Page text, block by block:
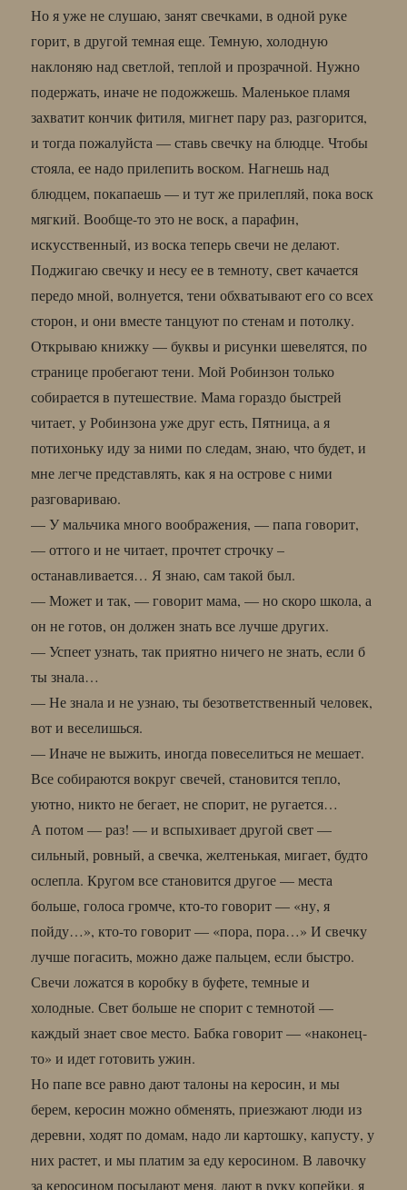
Но я уже не слушаю, занят свечками, в одной руке
горит, в другой темная еще. Темную, холодную
наклоняю над светлой, теплой и прозрачной. Нужно
подержать, иначе не подожжешь. Маленькое пламя
захватит кончик фитиля, мигнет пару раз, разгорится,
и тогда пожалуйста — ставь свечку на блюдце. Чтобы
стояла, ее надо прилепить воском. Нагнешь над
блюдцем, покапаешь — и тут же прилепляй, пока воск
мягкий. Вообще-то это не воск, а парафин,
искусственный, из воска теперь свечи не делают.
Поджигаю свечку и несу ее в темноту, свет качается
передо мной, волнуется, тени обхватывают его со всех
сторон, и они вместе танцуют по стенам и потолку.
Открываю книжку — буквы и рисунки шевелятся, по
странице пробегают тени. Мой Робинзон только
собирается в путешествие. Мама гораздо быстрей
читает, у Робинзона уже друг есть, Пятница, а я
потихоньку иду за ними по следам, знаю, что будет, и
мне легче представлять, как я на острове с ними
разговариваю.
— У мальчика много воображения, — папа говорит,
— оттого и не читает, прочтет строчку –
останавливается… Я знаю, сам такой был.
— Может и так, — говорит мама, — но скоро школа, а
он не готов, он должен знать все лучше других.
— Успеет узнать, так приятно ничего не знать, если б
ты знала…
— Не знала и не узнаю, ты безответственный человек,
вот и веселишься.
— Иначе не выжить, иногда повеселиться не мешает.
Все собираются вокруг свечей, становится тепло,
уютно, никто не бегает, не спорит, не ругается…
А потом — раз! — и вспыхивает другой свет —
сильный, ровный, а свечка, желтенькая, мигает, будто
ослепла. Кругом все становится другое — места
больше, голоса громче, кто-то говорит — «ну, я
пойду…», кто-то говорит — «пора, пора…» И свечку
лучше погасить, можно даже пальцем, если быстро.
Свечи ложатся в коробку в буфете, темные и
холодные. Свет больше не спорит с темнотой —
каждый знает свое место. Бабка говорит — «наконец-
то» и идет готовить ужин.
Но папе все равно дают талоны на керосин, и мы
берем, керосин можно обменять, приезжают люди из
деревни, ходят по домам, надо ли картошку, капусту, у
них растет, и мы платим за еду керосином. В лавочку
за керосином посылают меня, дают в руку копейки, я